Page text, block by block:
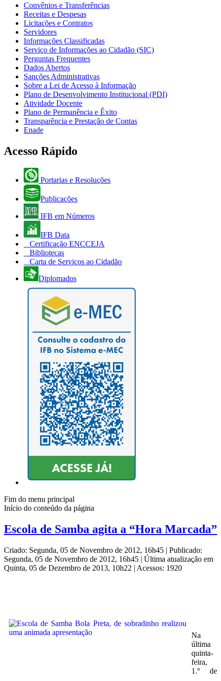
Convênios e Transferências
Receitas e Despesas
Licitações e Contratos
Servidores
Informações Classificadas
Serviço de Informações ao Cidadão (SIC)
Perguntas Frequentes
Dados Abertos
Sanções Administrativas
Sobre a Lei de Acesso à Informação
Plano de Desenvolvimento Institucional (PDI)
Atividade Docente
Plano de Permanência e Êxito
Transparência e Prestação de Contas
Enade
Acesso Rápido
Portarias e Resoluções
Publicações
IFB em Números
IFB Data
Certificação ENCCEJA
Bibliotecas
Carta de Serviços ao Cidadão
Diplomados
Fim do menu principal
Início do conteúdo da página
Escola de Samba agita a “Hora Marcada”
Criado: Segunda, 05 de Novembro de 2012, 16h45 | Publicado:
Segunda, 05 de Novembro de 2012, 16h45 | Última atualização em
Quinta, 05 de Dezembro de 2013, 10h22 | Acessos: 1920
Na
última
quinta-
feira,
1.º de